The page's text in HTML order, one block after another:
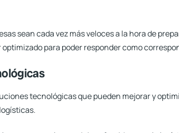
sean cada vezmás veloces a la hora de
para poder responder como
tecnológicas que pueden mejorar y